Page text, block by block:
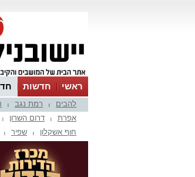
ראשי חדשות
אינדקס עסקים
לוח להבים רמת נגב
אפרת דרום השרון
חוף אשקלון שפיר